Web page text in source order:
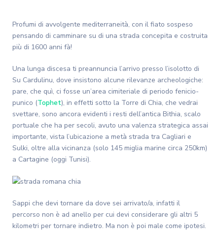
Profumi di avvolgente mediterraneità, con il fiato sospeso
pensando di camminare su di una strada concepita e costruita
più di 1600 anni fà!
Una lunga discesa ti preannuncia l’arrivo presso l’isolotto di
Su Cardulinu, dove insistono alcune rilevanze archeologiche:
pare, che quì, ci fosse un’area cimiteriale di periodo fenicio-
punico (Tophet), in effetti sotto la Torre di Chia, che vedrai
svettare, sono ancora evidenti i resti dell’antica Bithia, scalo
portuale che ha per secoli, avuto una valenza strategica assai
importante, vista l’ubicazione a metà strada tra Cagliari e
Sulki, oltre alla vicinanza (solo 145 miglia marine circa 250km)
a Cartagine (oggi Tunisi).
Sappi che devi tornare da dove sei arrivato/a, infatti il
percorso non è ad anello per cui devi considerare gli altri 5
kilometri per tornare indietro. Ma non è poi male come ipotesi.